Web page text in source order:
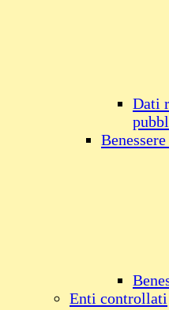
Dati
Enti controllati